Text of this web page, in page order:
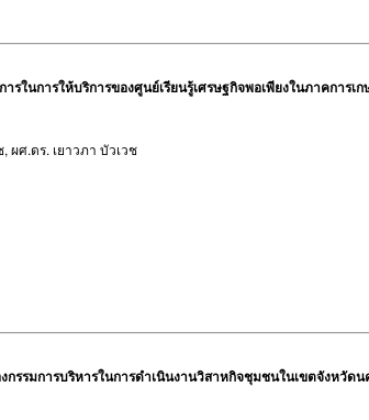
ในการให้บริการของศูนย์เรียนรู้เศรษฐกิจพอเพียงในภาคการเ
ผศ.ดร. เยาวภา บัวเวช
รรมการบริหารในการดำเนินงานวิสาหกิจชุมชนในเขตจังหวัด